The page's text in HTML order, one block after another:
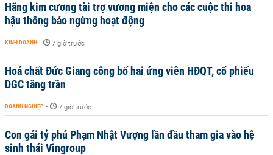
Hãng kim cương tài trợ vương miện cho các cuộc thi hoa
hậu thông báo ngừng hoạt động
KINH DOANH - 7 giờ trước
Hoá chất Đức Giang công bố hai ứng viên HĐQT, cổ phiếu
DGC tăng trần
DOANH NGHIỆP - 7 giờ trước
Con gái tỷ phú Phạm Nhật Vượng lần đầu tham gia vào hệ
sinh thái Vingroup